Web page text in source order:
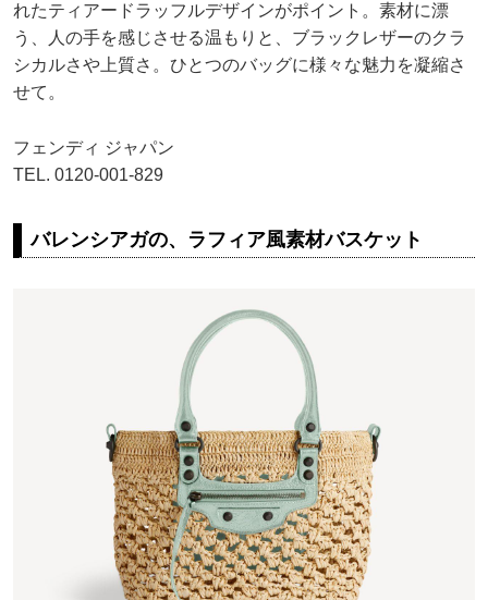
れたティアードラッフルデザインがポイント。素材に漂
う、人の手を感じさせる温もりと、ブラックレザーのクラ
シカルさや上質さ。ひとつのバッグに様々な魅力を凝縮さ
せて。
フェンディ ジャパン
TEL. 0120-001-829
バレンシアガの、ラフィア風素材バスケット